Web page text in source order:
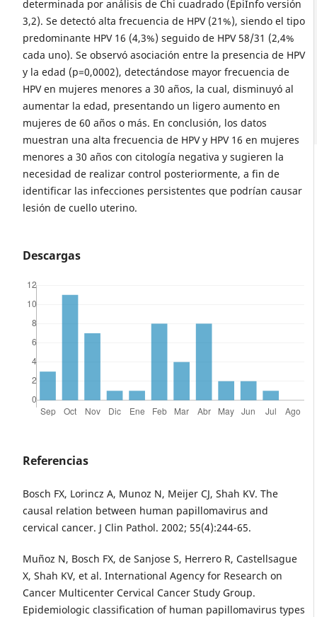
determinada por análisis de Chi cuadrado (EpiInfo versión
3,2). Se detectó alta frecuencia de HPV (21%), siendo el tipo
predominante HPV 16 (4,3%) seguido de HPV 58/31 (2,4%
cada uno). Se observó asociación entre la presencia de HPV
y la edad (p=0,0002), detectándose mayor frecuencia de
HPV en mujeres menores a 30 años, la cual, disminuyó al
aumentar la edad, presentando un ligero aumento en
mujeres de 60 años o más. En conclusión, los datos
muestran una alta frecuencia de HPV y HPV 16 en mujeres
menores a 30 años con citología negativa y sugieren la
necesidad de realizar control posteriormente, a fin de
identificar las infecciones persistentes que podrían causar
lesión de cuello uterino.
Descargas
Referencias
Bosch FX, Lorincz A, Munoz N, Meijer CJ, Shah KV. The
causal relation between human papillomavirus and
cervical cancer. J Clin Pathol. 2002; 55(4):244-65.
Muñoz N, Bosch FX, de Sanjose S, Herrero R, Castellsague
X, Shah KV, et al. International Agency for Research on
Cancer Multicenter Cervical Cancer Study Group.
Epidemiologic classification of human papillomavirus types